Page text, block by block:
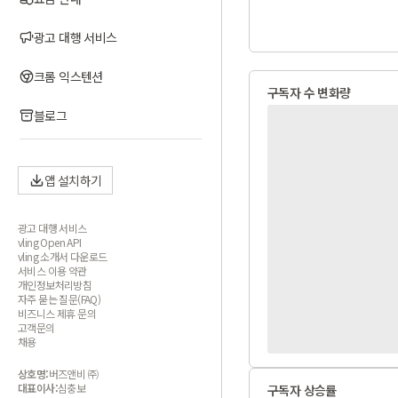
광고 대행 서비스
크롬 익스텐션
블로그
앱 설치하기
광고 대행 서비스
vling Open API
vling 소개서 다운로드
서비스 이용 약관
개인정보처리방침
자주 묻는 질문(FAQ)
비즈니스 제휴 문의
고객문의
채용
상호명:버즈앤비 ㈜
대표이사:심충보
구독자 수 변화량
구독자 상승률